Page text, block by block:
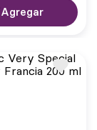
Agregar